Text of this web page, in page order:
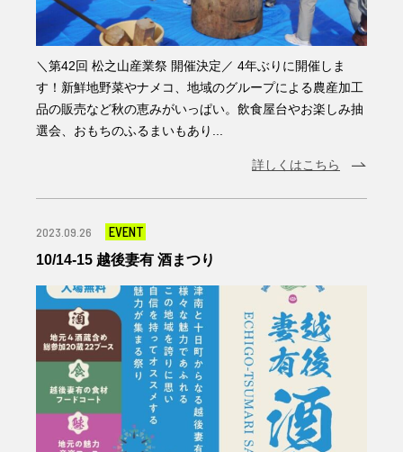
＼第42回 松之山産業祭 開催決定／ 4年ぶりに開催しま
す！新鮮地野菜やナメコ、地域のグループによる農産加工
品の販売など秋の恵みがいっぱい。飲食屋台やお楽しみ抽
選会、おもちのふるまいもあり...
詳しくはこちら
2023.09.26 EVENT
10/14-15 越後妻有 酒まつり